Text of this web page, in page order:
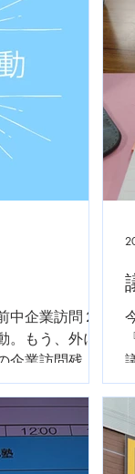
企業訪問２
もう、外に
業訪問残り
コンが辛そ
！